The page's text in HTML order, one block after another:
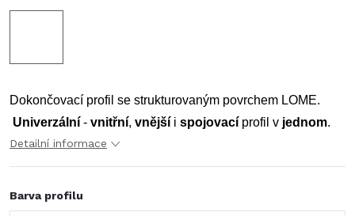
Dokončovací­ profil se strukturovaným povrchem LOME.
Univerzální - vnitřní, vnější i spojovací profil v jednom.
Detailní informace
Barva profilu